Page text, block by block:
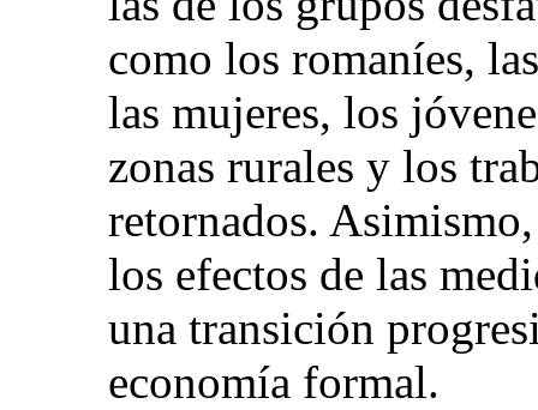
como los romaníes,
las mujeres, los
zonas rurales y los
retornados.
los efectos de las
una transición
economía formal.